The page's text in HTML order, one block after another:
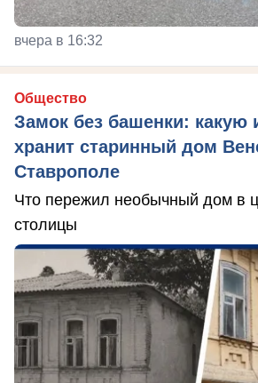
вчера в 16:32
Общество
Замок без башенки: какую
хранит старинный дом
Ставрополе
Что пережил необычный дом в
столицы